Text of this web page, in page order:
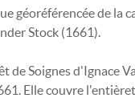
géoréférencée de la
Stock (1661).
de Soignes d'Ignace
Elle couvre